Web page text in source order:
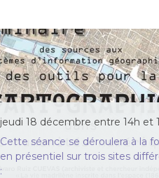
jeudi 18 décembre entre 14h et
Cette séance se déroulera à la
en présentiel sur trois sites
: